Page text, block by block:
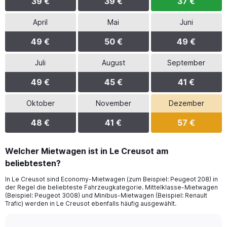
April
49 €
Mai
50 €
Juni
49 €
Juli
49 €
August
45 €
September
41 €
Oktober
48 €
November
41 €
Dezember
57 €
Welcher Mietwagen ist in Le Creusot am
beliebtesten?
In Le Creusot sind Economy-Mietwagen (zum Beispiel: Peugeot 208) in
der Regel die beliebteste Fahrzeugkategorie. Mittelklasse-Mietwagen
(Beispiel: Peugeot 3008) und Minibus-Mietwagen (Beispiel: Renault
Trafic) werden in Le Creusot ebenfalls häufig ausgewählt.